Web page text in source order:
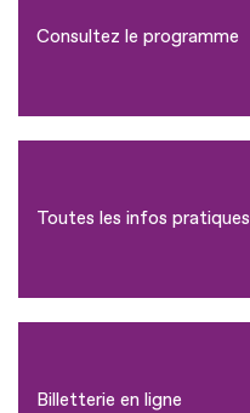
Consultez le programme
Toutes les infos pratiques
Billetterie en ligne